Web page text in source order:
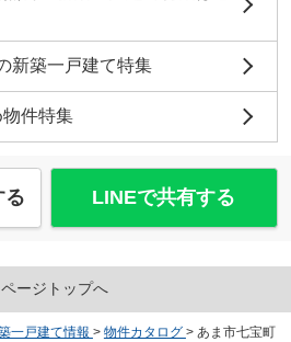
新築一戸建て特集
件特集
る LINEで共有する
ページトップへ
一戸建て情報 > 物件カタログ > あま市七宝町